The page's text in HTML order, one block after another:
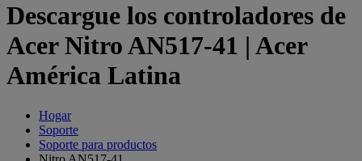
Descargue los controladores de
Acer Nitro AN517-41 | Acer
América Latina
Hogar
Soporte
Soporte para productos